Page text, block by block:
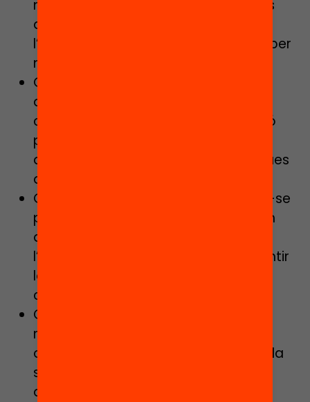
nefastos sobre les expectatives dels
docents i les oportunitats d’èxit de
l’alumnat com són les agrupacions per
nivell i les adaptacions curriculars?
Quins canvis cal promoure a nivell
d’organització de centre i models
curriculars, pedagògics i d’avaluació
per a garantir que tots els alumnes
adquireixin les competències bàsiques
durant l’educació obligatòria?
Quines polítiques han de desplegar-se
perquè els centres educatius puguin
atendre de forma inclusiva
l’heterogeneïtat de l’alumnat i garantir
la continuïtat educativa amb
condicions d’èxit?
Com podem avançar cap a un nou
model d’educació secundària
obligatòria que posi en el centre de la
seva acció la personalització dels
aprenentatges de tot l’alumnat?